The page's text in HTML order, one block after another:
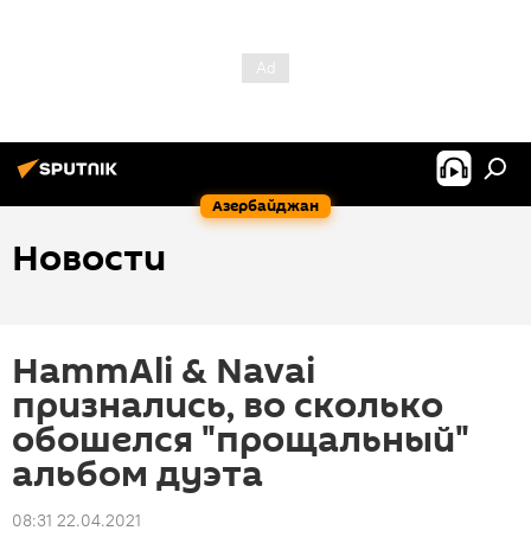
Азербайджан
Новости
HammAli & Navai
признались, во сколько
обошелся "прощальный"
альбом дуэта
08:31 22.04.2021